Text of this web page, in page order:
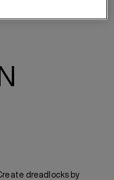
dreadlocks by